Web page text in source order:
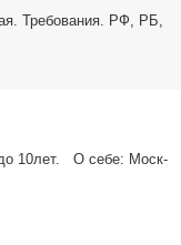
Тре­бо­ва­ния. РФ, РБ,
до 10лет. О се­бе: Моск­